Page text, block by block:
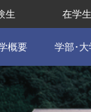
生 在学生
概要 学部･